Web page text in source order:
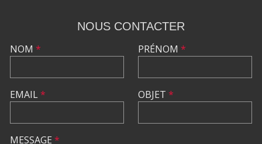
NOUS CONTACTER
NOM *
EMAIL*
PRÉNOM *
OBJET *
MESSAGE *